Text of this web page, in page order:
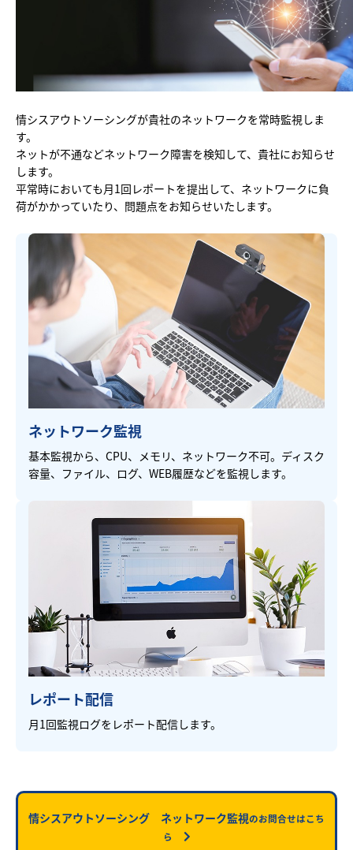
他社との違い
料金
導入の流れ
情シスアウトソーシングが貴社のネットワークを常時監視しま
す。
ネットが不通などネットワーク障害を検知して、貴社にお知らせ
します。
平常時においても月1回レポートを提出して、ネットワークに負
荷がかかっていたり、問題点をお知らせいたします。
ネットワーク監視
基本監視から、CPU、メモリ、ネットワーク不可。ディスク
容量、ファイル、ログ、WEB履歴などを監視します。
レポート配信
月1回監視ログをレポート配信します。
情シスアウトソーシング ネットワーク監視のお問合せはこち
ら